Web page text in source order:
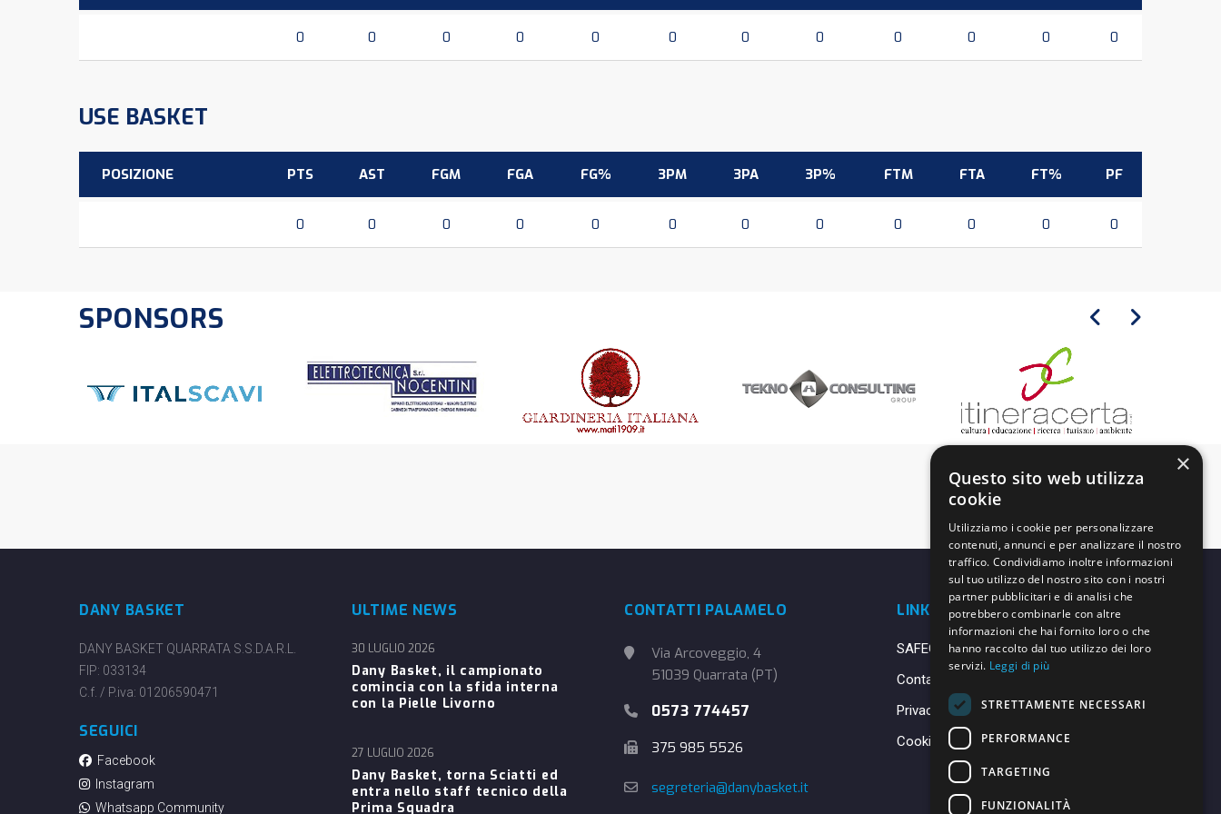
0 0 0 0 0 0 0 0 0 0 0 0
USE BASKET
POSIZIONE PTS AST FGM FGA FG% 3PM 3PA 3P% FTM FTA FT% PF
0 0 0 0 0 0 0 0 0 0 0 0
SPONSORS
DANY BASKET
DANY BASKET QUARRATA S.S.D.A.R.L.
FIP: 033134
C.f. / P.iva: 01206590471
SEGUICI
Facebook
Instagram
Whatsapp Community
ULTIME NEWS
Dany Basket, il campionato
comincia con la sfida interna
con la Pielle Livorno
30 LUGLIO 2026
Dany Basket, torna Sciatti ed
entra nello staff tecnico della
Prima Squadra
27 LUGLIO 2026
CONTATTI PALAMELO
Via Arcoveggio, 4
51039 Quarrata (PT)
0573 774457
375 985 5526
segreteria@danybasket.it
LINK UTILI
SAFEGUARDING
Contatti
Privacy Policy
Cookie Policy
×
Questo sito web utilizza
cookie
Utilizziamo i cookie per personalizzare
contenuti, annunci e per analizzare il nostro
traffico. Condividiamo inoltre informazioni
sul tuo utilizzo del nostro sito con i nostri
partner pubblicitari e di analisi che
potrebbero combinarle con altre
informazioni che hai fornito loro o che
hanno raccolto dal tuo utilizzo dei loro
servizi. Leggi di più
STRETTAMENTE NECESSARI
PERFORMANCE
TARGETING
FUNZIONALITÀ